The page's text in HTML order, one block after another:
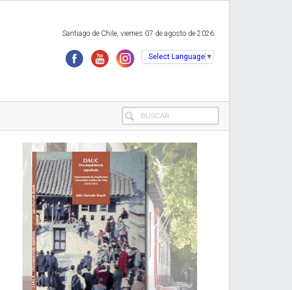
Santiago de Chile, viernes 07 de agosto de 2026
Select Language ▼
BUSCAR
Primary
Sidebar